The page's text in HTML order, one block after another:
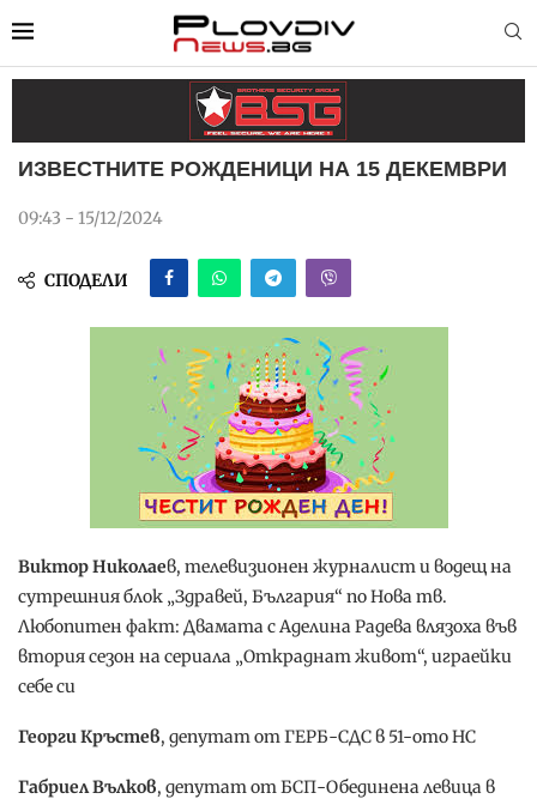
ИЗВЕСТНИТЕ РОЖДЕНИЦИ НА 15 ДЕКЕМВРИ
09:43 - 15/12/2024
СПОДЕЛИ
Виктор Николаев, телевизионен журналист и водещ на
сутрешния блок „Здравей, България“ по Нова тв.
Любопитен факт: Двамата с Аделина Радева влязоха във
втория сезон на сериала „Откраднат живот“, играейки
себе си
Георги Кръстев, депутат от ГЕРБ-СДС в 51-ото НС
Габриел Вълков, депутат от БСП-Обединена левица в